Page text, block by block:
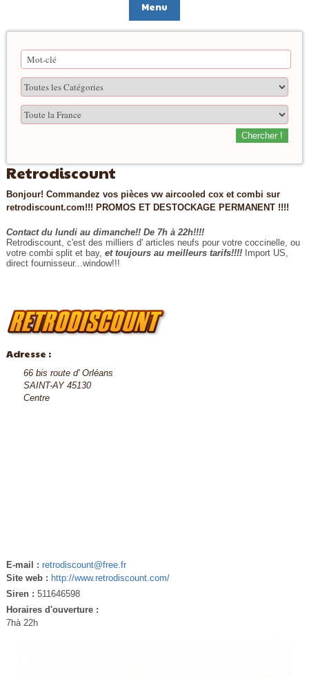
Menu
Chercher !
Retrodiscount
Bonjour! Commandez vos pièces vw aircooled cox et combi sur
retrodiscount.com!!! PROMOS ET DESTOCKAGE PERMANENT !!!!
Contact du lundi au dimanche!! De 7h à 22h!!!!
Retrodiscount, c'est des milliers d' articles neufs pour votre coccinelle, ou
votre combi split et bay, et toujours au meilleurs tarifs!!!! Import US,
direct fournisseur...window!!!
Adresse :
66 bis route d' Orléans
SAINT-AY 45130
Centre
E-mail : retrodiscount@free.fr
Site web : http://www.retrodiscount.com/
Siren : 511646598
Horaires d'ouverture :
7hà 22h